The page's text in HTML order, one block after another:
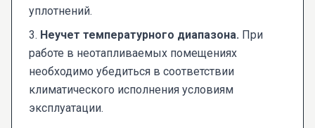
уплотнений.
3. Неучет температурного диапазона. При
работе в неотапливаемых помещениях
необходимо убедиться в соответствии
климатического исполнения условиям
эксплуатации.